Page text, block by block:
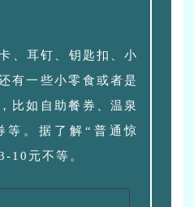
、耳钉、钥匙扣、小
有一些小零食或者是
比如自助餐券、温泉
等。据了解“普通惊
10元不等。